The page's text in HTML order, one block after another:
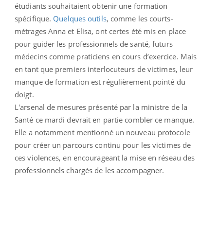
étudiants souhaitaient obtenir une formation
spécifique. Quelques outils, comme les courts-
métrages Anna et Elisa, ont certes été mis en place
pour guider les professionnels de santé, futurs
médecins comme praticiens en cours d’exercice. Mais
en tant que premiers interlocuteurs de victimes, leur
manque de formation est régulièrement pointé du
doigt.
L'arsenal de mesures présenté par la ministre de la
Santé ce mardi devrait en partie combler ce manque.
Elle a notamment mentionné un nouveau protocole
pour créer un parcours continu pour les victimes de
ces violences, en encourageant la mise en réseau des
professionnels chargés de les accompagner.